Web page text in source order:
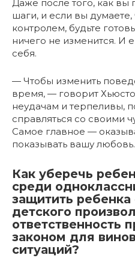
Даже после того, как вы
шаги, и если вы думаете,
контролем, будьте
ничего не изменится. И
себя.
— Чтобы изменить
время, — говорит
неудачам и терпеливы,
справляться со своими
Самое главное —
показывать вашу любовь.
Как уберечь
среди
защитить ребенка
детского
ответственность
законом для
ситуаций?